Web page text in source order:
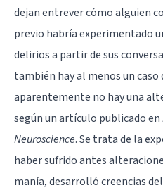
dejan entrever cómo alguien
previo habría experimentado
delirios a partir de sus
también hay al menos un
aparentemente no hay una
según un artículo publicado en
Neuroscience. Se trata de la
haber sufrido antes
manía, desarrolló creencias